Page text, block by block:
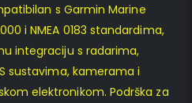
s Garmin Marine
i NMEA 0183 standardima,
integraciju s radarima,
sustavima, kamerama i
elektronikom. Podrška za